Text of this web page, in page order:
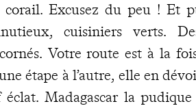
corail. Excusez du peu ! Et
cuisiniers verts.
Votre route est à la
étape à l’autre, elle en
Madagascar la pudique